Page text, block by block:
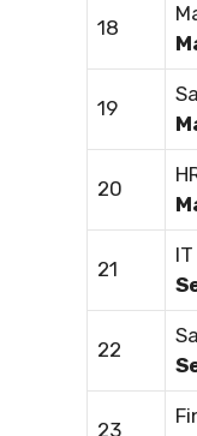
18
19
20
21
22
23